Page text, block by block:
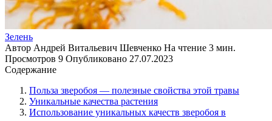
Зелень
Автор Андрей Витальевич Шевченко На чтение 3 мин.
Просмотров 9 Опубликовано 27.07.2023
Содержание
Польза зверобоя — полезные свойства этой травы
Уникальные качества растения
Использование уникальных качеств зверобоя в